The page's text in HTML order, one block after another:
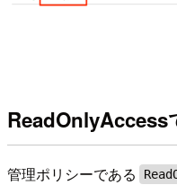
ReadOnlyAccess
管理ポリシーである